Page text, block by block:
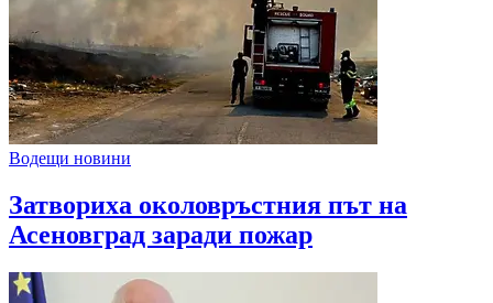
Водещи новини
Затвориха околовръстния път на
Асеновград заради пожар